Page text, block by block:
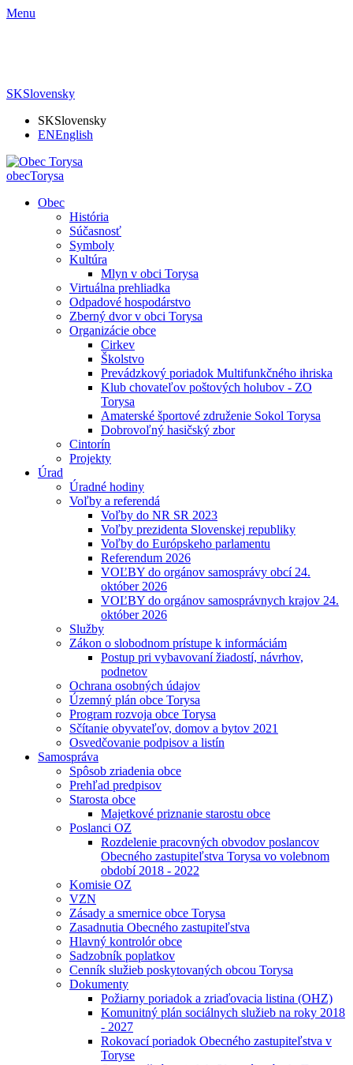
Menu
SKSlovensky
SKSlovensky
ENEnglish
obecTorysa
Obec
História
Súčasnosť
Symboly
Kultúra
Mlyn v obci Torysa
Virtuálna prehliadka
Odpadové hospodárstvo
Zberný dvor v obci Torysa
Organizácie obce
Cirkev
Školstvo
Prevádzkový poriadok Multifunkčného ihriska
Klub chovateľov poštových holubov - ZO
Torysa
Amaterské športové združenie Sokol Torysa
Dobrovoľný hasičský zbor
Cintorín
Projekty
Úrad
Úradné hodiny
Voľby a referendá
Voľby do NR SR 2023
Voľby prezidenta Slovenskej republiky
Voľby do Európskeho parlamentu
Referendum 2026
VOĽBY do orgánov samosprávy obcí 24.
október 2026
VOĽBY do orgánov samosprávnych krajov 24.
október 2026
Služby
Zákon o slobodnom prístupe k informáciám
Postup pri vybavovaní žiadostí, návrhov,
podnetov
Ochrana osobných údajov
Územný plán obce Torysa
Program rozvoja obce Torysa
Sčítanie obyvateľov, domov a bytov 2021
Osvedčovanie podpisov a listín
Samospráva
Spôsob zriadenia obce
Prehľad predpisov
Starosta obce
Majetkové priznanie starostu obce
Poslanci OZ
Rozdelenie pracovných obvodov poslancov
Obecného zastupiteľstva Torysa vo volebnom
období 2018 - 2022
Komisie OZ
VZN
Zásady a smernice obce Torysa
Zasadnutia Obecného zastupiteľstva
Hlavný kontrolór obce
Sadzobník poplatkov
Cenník služieb poskytovaných obcou Torysa
Dokumenty
Požiarny poriadok a zriaďovacia listina (OHZ)
Komunitný plán sociálnych služieb na roky 2018
- 2027
Rokovací poriadok Obecného zastupiteľstva v
Toryse